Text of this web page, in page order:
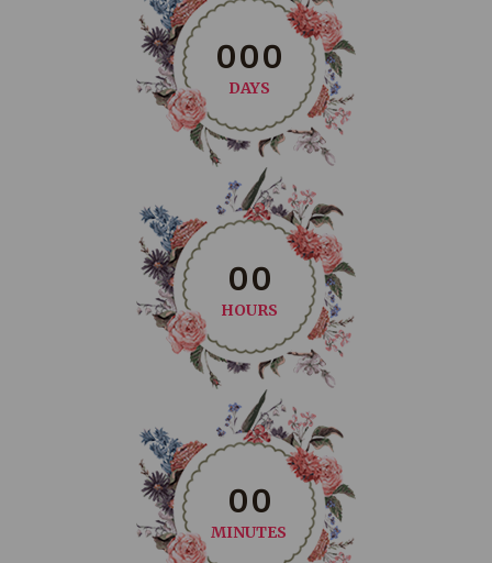
000
DAYS
00
HOURS
00
MINUTES